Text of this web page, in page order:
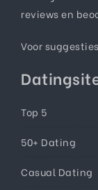
reviews en
Voor
Top 5
50+ Dating
Casual Dating